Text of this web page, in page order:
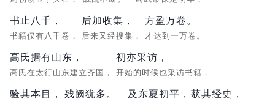
书止八千，
书籍仅有八千卷，
后加收集，
后来又经搜集，
方盈万卷。
才达到一万卷。
高氏据有山东，
高氏在太行山东建立齐国，
初亦采访，
开始的时候也采访书籍，
验其本目， 残阙犹多。 及东夏初平， 获其经史，